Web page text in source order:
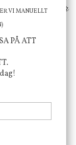
lilla extra för
VI MANUELLT
PÅ ATT